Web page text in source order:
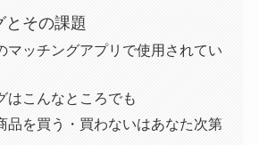
とその課題
マッチングアプリで使用されてい
はこんなところでも
品を買う・買わないはあなた次第